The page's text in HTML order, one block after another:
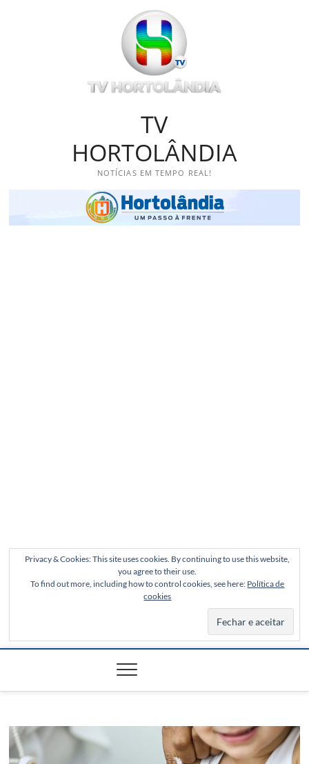
TV
HORTOLÂNDIA
NOTÍCIAS EM TEMPO REAL!
Privacy & Cookies: This site uses cookies. By continuing to use this website,
you agree to their use.
To find out more, including how to control cookies, see here: Política de
cookies